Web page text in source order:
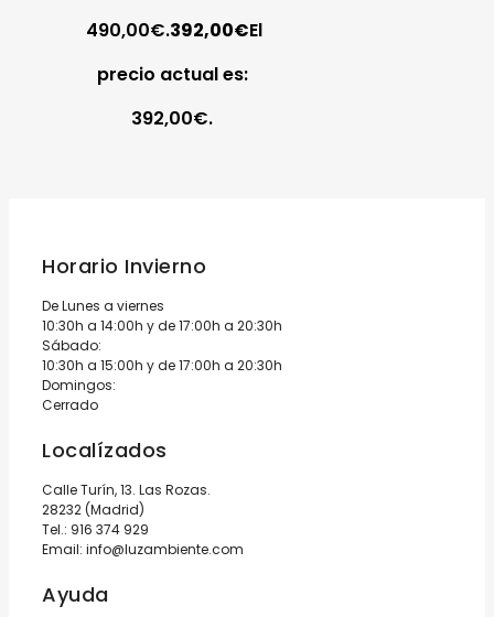
490,00€.392,00€El
precio actual es:
392,00€.
Horario Invierno
De Lunes a viernes
10:30h a 14:00h y de 17:00h a 20:30h
Sábado:
10:30h a 15:00h y de 17:00h a 20:30h
Domingos:
Cerrado
Localízados
Calle Turín, 13. Las Rozas.
28232 (Madrid)
Tel.: 916 374 929
Email: info@luzambiente.com
Ayuda